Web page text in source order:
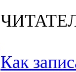
Как